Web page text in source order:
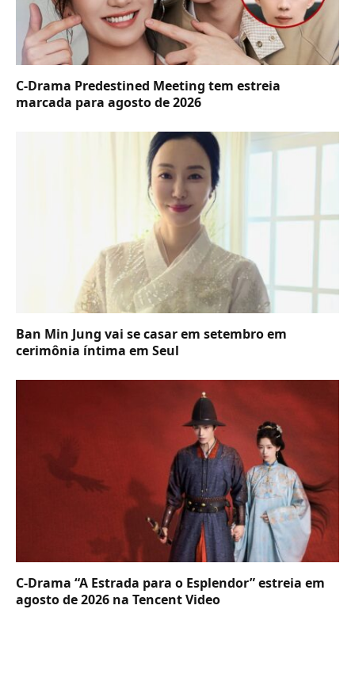
C-Drama Predestined Meeting tem estreia
marcada para agosto de 2026
Ban Min Jung vai se casar em setembro em
cerimônia íntima em Seul
C-Drama “A Estrada para o Esplendor” estreia em
agosto de 2026 na Tencent Video